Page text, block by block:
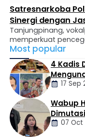
Satresnarkoba
Sinergi dengan
Narkoba
Tanjungpinang,
memperkuat
peredaran gelap
(Satresnarkoba)
kegiatan koordinasi
perusahaan jasa
Kamis (06/08/2026).
Ruang
dipimpin langsung
Tanjungpinang, AKP
Most popular
Berita
Daerah
4 Kadis
17 Sep
Wabup
Bupati
07 Oct